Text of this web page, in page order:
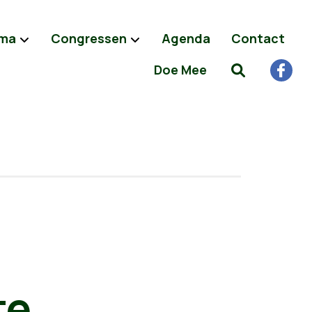
Congressen Agenda
Contact
Doe Mee